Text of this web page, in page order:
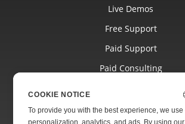
Live Demos
Free Support
Paid Support
Paid Consulting
Websites
COOKIE NOTICE
To provide you with the best experience, we
personalization, analytics, and ads. By using